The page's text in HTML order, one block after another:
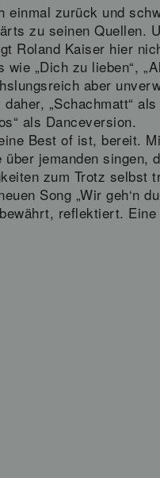
zurück und
zu seinen Quellen.
Roland Kaiser hier
„Dich zu lieben“,
aber
„Schachmatt“
als Danceversion.
Best of ist, bereit.
jemanden singen,
zum Trotz selbst
Song „Wir geh‘n
reflektiert.